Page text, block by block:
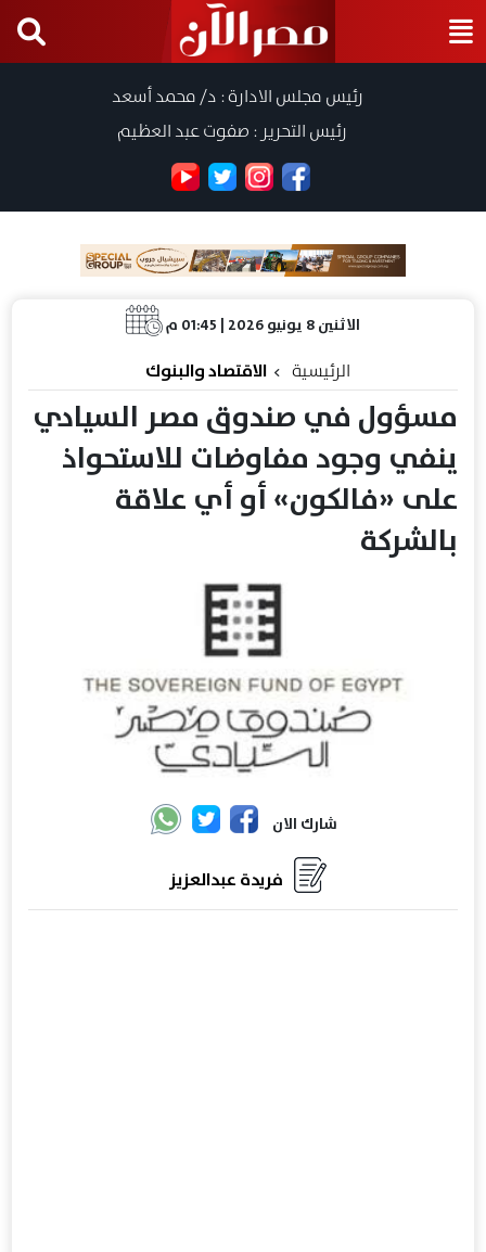
رئيس مجلس الادارة : د/ محمد أسعد
رئيس التحرير : صفوت عبد العظيم
الاثنين 8 يونيو 2026 | 01:45 م
الرئيسية الاقتصاد والبنوك
مسؤول في صندوق مصر السيادي
ينفي وجود مفاوضات للاستحواذ
على «فالكون» أو أي علاقة
بالشركة
شارك الان
فريدة عبدالعزيز